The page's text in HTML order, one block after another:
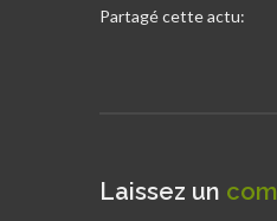
Partagé cette actu:
Laissez un